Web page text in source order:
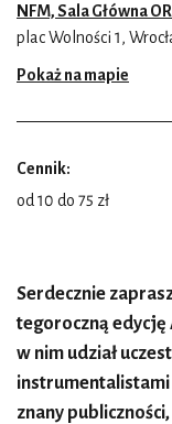
NFM, Sala Główna
plac Wolności 1,
Pokaż na mapie
Cennik:
od 10 do 75 zł
Serdecznie
tegoroczną
w nim udział
znany